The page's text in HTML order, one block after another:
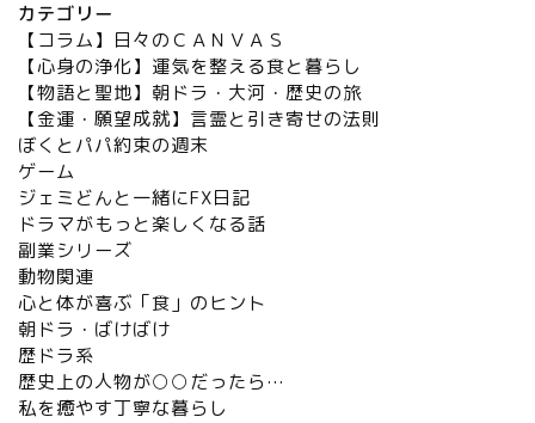
カテゴリー
【コラム】日々のＣＡＮＶＡＳ
【心身の浄化】運気を整える食と暮らし
【物語と聖地】朝ドラ・大河・歴史の旅
【金運・願望成就】言霊と引き寄せの法則
ぼくとパパ約束の週末
ゲーム
ジェミどんと一緒にFX日記
ドラマがもっと楽しくなる話
副業シリーズ
動物関連
心と体が喜ぶ「食」のヒント
朝ドラ・ばけばけ
歴ドラ系
歴史上の人物が○○だったら…
私を癒やす丁寧な暮らし